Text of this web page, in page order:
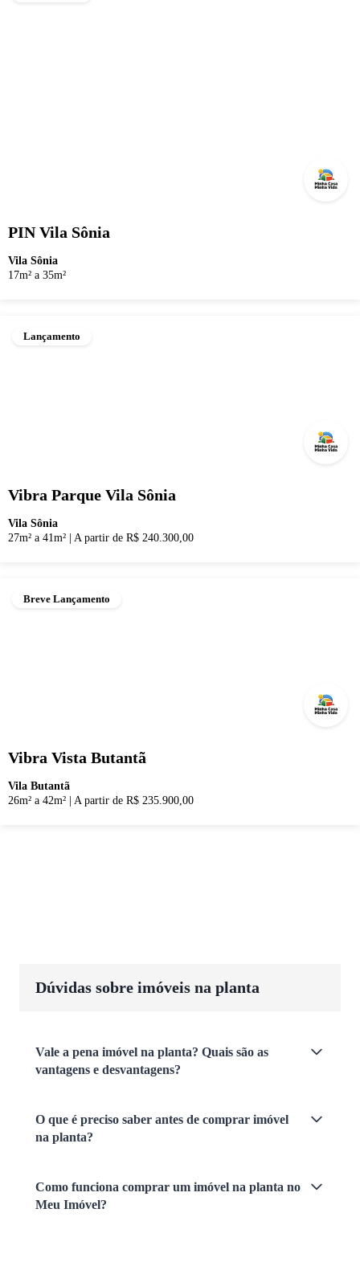
PIN Vila Sônia
Vila Sônia
17m² a 35m²
Lançamento
Vibra Parque Vila Sônia
Vila Sônia
27m² a 41m²
A partir de R$ 240.300,00
Breve Lançamento
Vibra Vista Butantã
Vila Butantã
26m² a 42m²
A partir de R$ 235.900,00
Dúvidas sobre imóveis na planta
Vale a pena imóvel na planta? Quais são as
vantagens e desvantagens?
O que é preciso saber antes de comprar imóvel
na planta?
Como funciona comprar um imóvel na planta no
Meu Imóvel?